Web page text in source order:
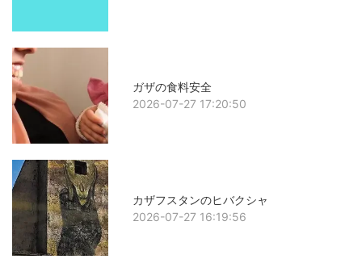
ガザの食料安全
2026-07-27 17:20:50
カザフスタンのヒバクシャ
2026-07-27 16:19:56